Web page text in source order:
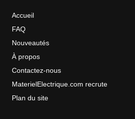
Accueil
FAQ
Nouveautés
À propos
Contactez-nous
MaterielElectrique.com recrute
Plan du site